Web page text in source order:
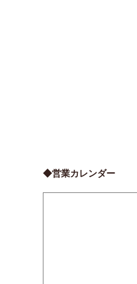
◆営業カレンダー